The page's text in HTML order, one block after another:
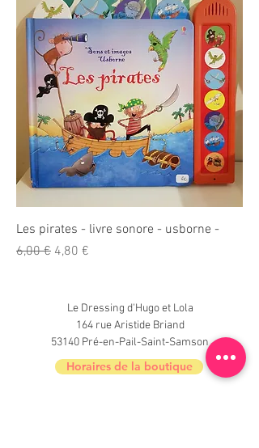
Les pirates - livre sonore - usborne -
Prix original
6,00 € Prix promotionnel
4,80 €
Le Dressing d'Hugo et Lola
164 rue Aristide Briand
53140 Pré-en-Pail-Saint-Samson
Horaires de la boutique